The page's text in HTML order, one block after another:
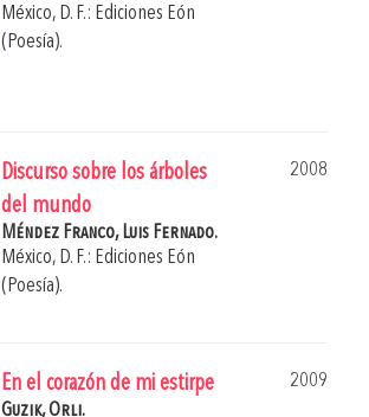
México, D. F.: Ediciones Eón
(Poesía).
Discurso sobre los árboles
del mundo
2008
Méndez Franco, Luis Fernado.
México, D. F.: Ediciones Eón
(Poesía).
En el corazón de mi estirpe
2009
Guzik, Orli.